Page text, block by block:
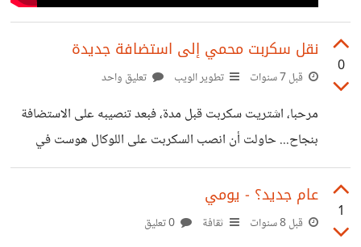
0
نقل سكربت محمي إلى استضافة جديدة
قبل 7 سنوات تطوير الويب تعليق واحد
مرحبا، اشتريت سكربت قبل مدة، فبعد تنصيبه على الاستضافة
بنجاح... حاولت أن انصب السكربت على اللوكال هوست في
جهازي لاختبار بعض التعديلات، فاكتشفت أن المطور يستخدم
احدى الخدمات التي تغلق السكربت على دومين معين. المطور
اختفى من الانترنت... أغلق حسابه ولم يعد يدعم السكربت!
1
عام جديد؟ - يومي
قبل 8 سنوات ثقافة